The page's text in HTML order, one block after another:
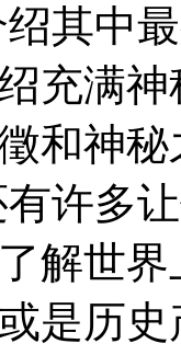
其中
充满
和神
许多
解世
是历